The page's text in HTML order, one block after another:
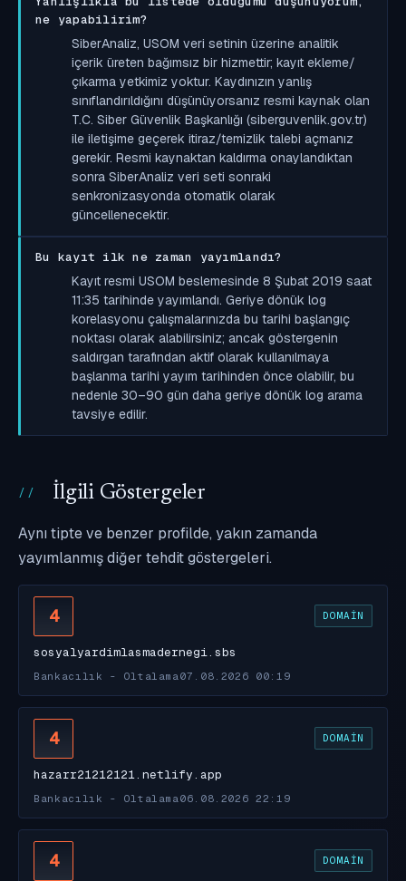
ne yapabilirim?
SiberAnaliz, USOM veri setinin üzerine analitik
içerik üreten bağımsız bir hizmettir; kayıt ekleme/
çıkarma yetkimiz yoktur. Kaydınızın yanlış
sınıflandırıldığını düşünüyorsanız resmi kaynak olan
T.C. Siber Güvenlik Başkanlığı (siberguvenlik.gov.tr)
ile iletişime geçerek itiraz/temizlik talebi açmanız
gerekir. Resmi kaynaktan kaldırma onaylandıktan
sonra SiberAnaliz veri seti sonraki
senkronizasyonda otomatik olarak
güncellenecektir.
Bu kayıt ilk ne zaman yayımlandı?
Kayıt resmi USOM beslemesinde 8 Şubat 2019 saat
11:35 tarihinde yayımlandı. Geriye dönük log
korelasyonu çalışmalarınızda bu tarihi başlangıç
noktası olarak alabilirsiniz; ancak göstergenin
saldırgan tarafından aktif olarak kullanılmaya
başlanma tarihi yayım tarihinden önce olabilir, bu
nedenle 30–90 gün daha geriye dönük log arama
tavsiye edilir.
İlgili Göstergeler
Aynı tipte ve benzer profilde, yakın zamanda
yayımlanmış diğer tehdit göstergeleri.
4 DOMAIN
sosyalyardimlasmadernegi.sbs
Bankacılık - Oltalama 07.08.2026 00:19
4 DOMAIN
hazarr21212121.netlify.app
Bankacılık - Oltalama 06.08.2026 22:19
4 DOMAIN